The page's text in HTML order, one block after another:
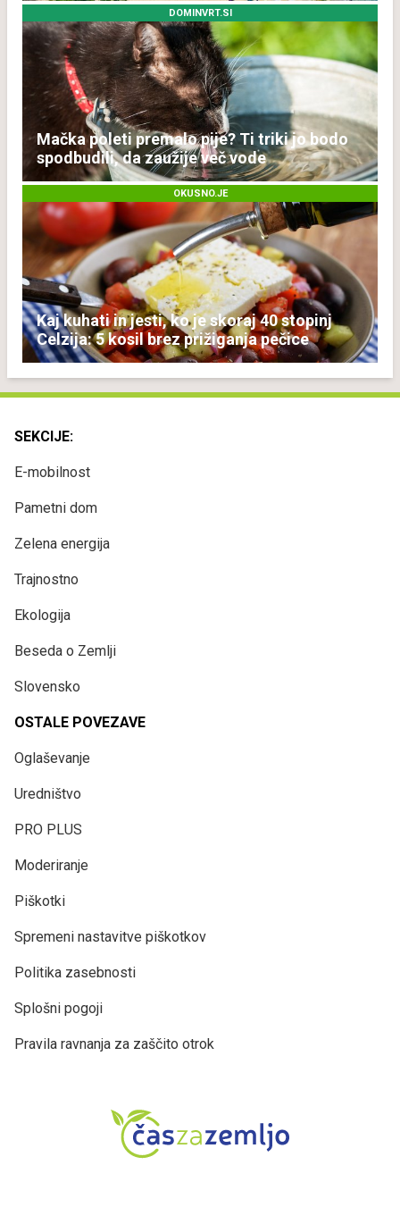
DOMINVRT.SI
Mačka poleti premalo pije? Ti triki jo bodo
spodbudili, da zaužije več vode
OKUSNO.JE
Kaj kuhati in jesti, ko je skoraj 40 stopinj
Celzija: 5 kosil brez prižiganja pečice
SEKCIJE:
E-mobilnost
Pametni dom
Zelena energija
Trajnostno
Ekologija
Beseda o Zemlji
Slovensko
OSTALE POVEZAVE
Oglaševanje
Uredništvo
PRO PLUS
Moderiranje
Piškotki
Spremeni nastavitve piškotkov
Politika zasebnosti
Splošni pogoji
Pravila ravnanja za zaščito otrok